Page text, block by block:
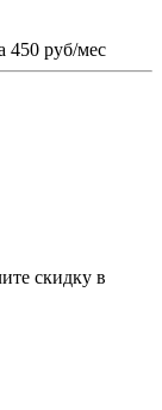
450 руб/мес
скидку в